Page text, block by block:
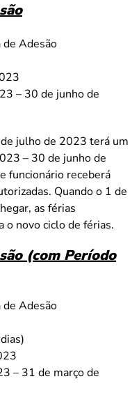
de Adesão
– 30 de junho de
julho de 2023 terá um
– 30 de junho de
funcionário receberá
Quando o 1 de
as férias
o novo ciclo de férias.
(com Período
de Adesão
– 31 de março de